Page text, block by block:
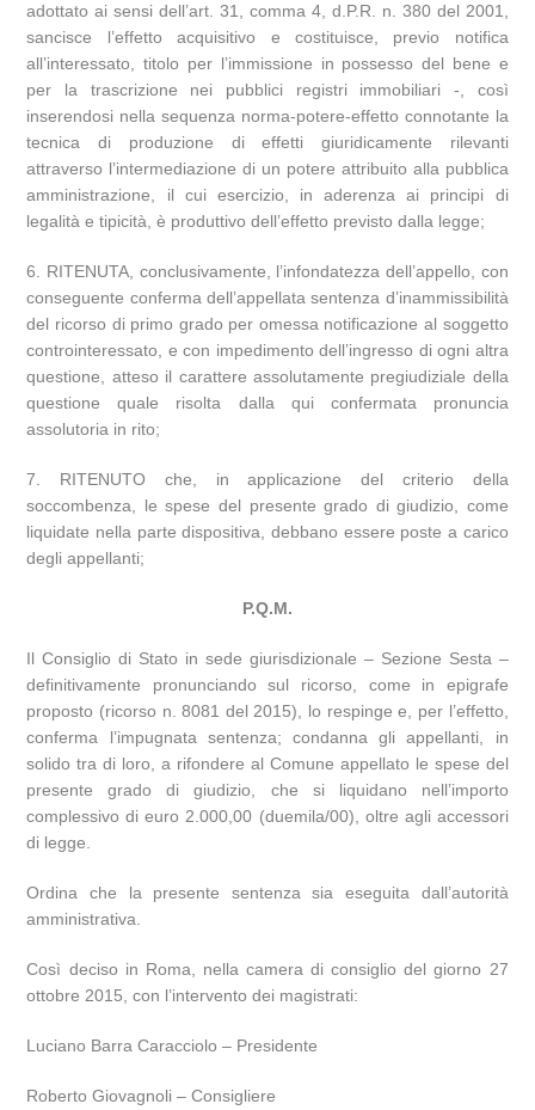
adottato ai sensi dell’art. 31, comma 4, d.P.R. n. 380 del 2001,
sancisce l’effetto acquisitivo e costituisce, previo notifica
all’interessato, titolo per l’immissione in possesso del bene e
per la trascrizione nei pubblici registri immobiliari -, così
inserendosi nella sequenza norma-potere-effetto connotante la
tecnica di produzione di effetti giuridicamente rilevanti
attraverso l’intermediazione di un potere attribuito alla pubblica
amministrazione, il cui esercizio, in aderenza ai principi di
legalità e tipicità, è produttivo dell’effetto previsto dalla legge;
6. RITENUTA, conclusivamente, l’infondatezza dell’appello, con
conseguente conferma dell’appellata sentenza d’inammissibilità
del ricorso di primo grado per omessa notificazione al soggetto
controinteressato, e con impedimento dell’ingresso di ogni altra
questione, atteso il carattere assolutamente pregiudiziale della
questione quale risolta dalla qui confermata pronuncia
assolutoria in rito;
7. RITENUTO che, in applicazione del criterio della
soccombenza, le spese del presente grado di giudizio, come
liquidate nella parte dispositiva, debbano essere poste a carico
degli appellanti;
P.Q.M.
Il Consiglio di Stato in sede giurisdizionale – Sezione Sesta –
definitivamente pronunciando sul ricorso, come in epigrafe
proposto (ricorso n. 8081 del 2015), lo respinge e, per l’effetto,
conferma l’impugnata sentenza; condanna gli appellanti, in
solido tra di loro, a rifondere al Comune appellato le spese del
presente grado di giudizio, che si liquidano nell’importo
complessivo di euro 2.000,00 (duemila/00), oltre agli accessori
di legge.
Ordina che la presente sentenza sia eseguita dall’autorità
amministrativa.
Così deciso in Roma, nella camera di consiglio del giorno 27
ottobre 2015, con l’intervento dei magistrati:
Luciano Barra Caracciolo – Presidente
Roberto Giovagnoli – Consigliere